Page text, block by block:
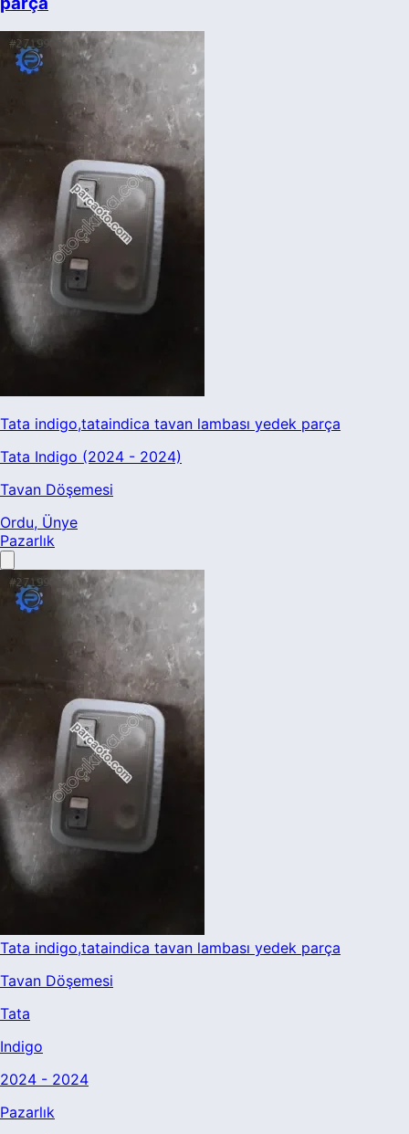
Tata indigo,tataindica tavan lambası yedek parça
Tata Indigo (2024 - 2024)
Tavan Döşemesi
Ordu, Ünye
Pazarlık
Tata indigo,tataindica tavan lambası yedek parça
Tavan Döşemesi
Tata
Indigo
2024 - 2024
Pazarlık